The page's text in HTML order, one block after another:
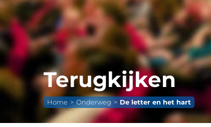
Terugkijken
Home Onderweg De letter en het hart